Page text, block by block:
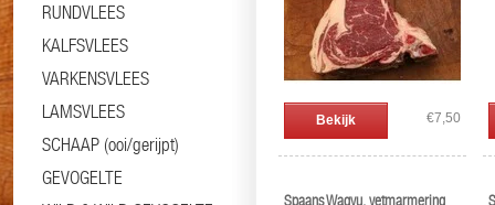
RUNDVLEES
KALFSVLEES
VARKENSVLEES
LAMSVLEES
SCHAAP (ooi/gerijpt)
GEVOGELTE
Bekijk €7,50
Spaans Wagyu, vetmarmering